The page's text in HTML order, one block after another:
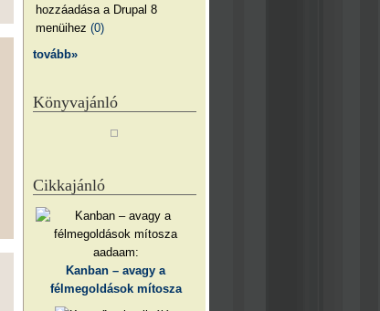
hozzáadása a Drupal 8
menüihez(0)
tovább»
Könyvajánló
Cikkajánló
aadaam:
Kanban – avagy a
félmegoldások mítosza